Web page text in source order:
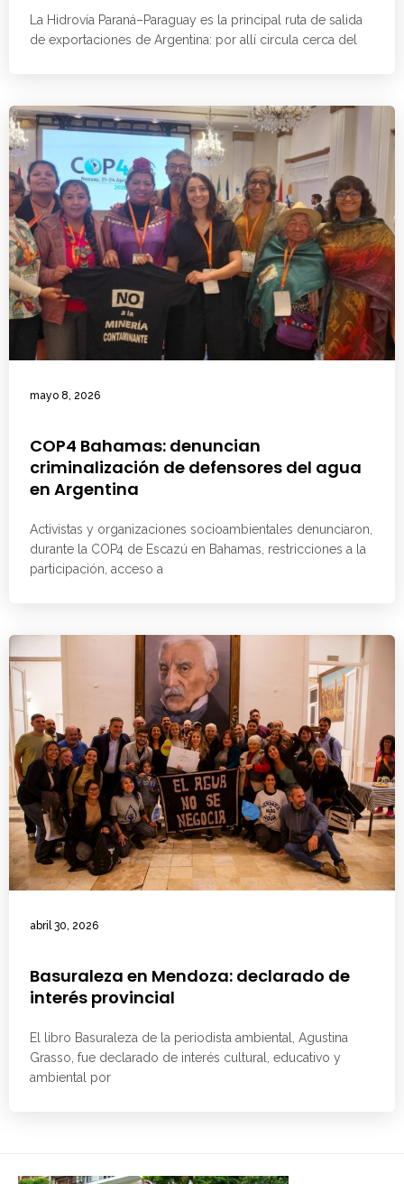
La Hidrovía Paraná–Paraguay es la principal ruta de salida
de exportaciones de Argentina: por allí circula cerca del
mayo 8, 2026
COP4 Bahamas: denuncian
criminalización de defensores del agua
en Argentina
Activistas y organizaciones socioambientales denunciaron,
durante la COP4 de Escazú en Bahamas, restricciones a la
participación, acceso a
abril 30, 2026
Basuraleza en Mendoza: declarado de
interés provincial
El libro Basuraleza de la periodista ambiental, Agustina
Grasso, fue declarado de interés cultural, educativo y
ambiental por